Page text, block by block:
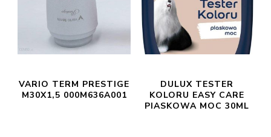
VARIO TERM PRESTIGE
M30X1,5 000M636A001
DULUX TESTER
KOLORU EASY CARE
PIASKOWA MOC 30ML